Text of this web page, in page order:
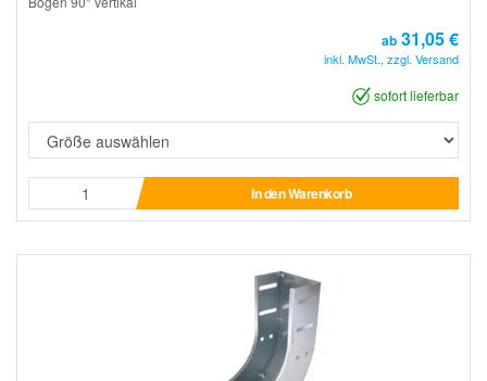
ab 31,05 €
inkl. MwSt., zzgl. Versand
sofort lieferbar
In den Warenkorb